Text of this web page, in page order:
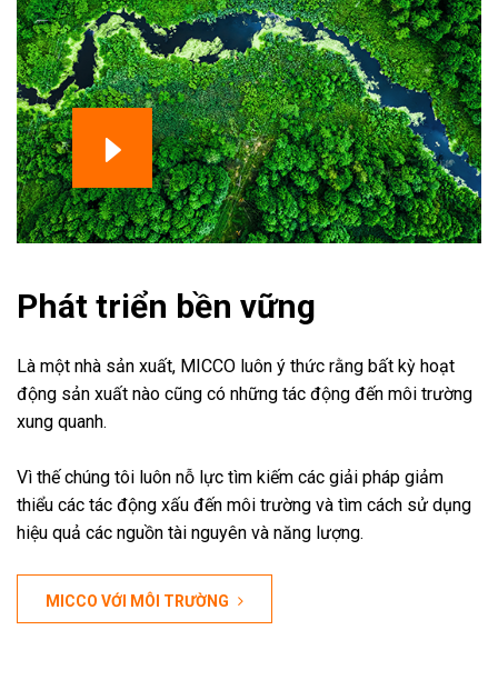
Phát triển bền vững
Là một nhà sản xuất, MICCO luôn ý thức rằng bất kỳ hoạt
động sản xuất nào cũng có những tác động đến môi trường
xung quanh.
Vì thế chúng tôi luôn nỗ lực tìm kiếm các giải pháp giảm
thiểu các tác động xấu đến môi trường và tìm cách sử dụng
hiệu quả các nguồn tài nguyên và năng lượng.
MICCO VỚI MÔI TRƯỜNG